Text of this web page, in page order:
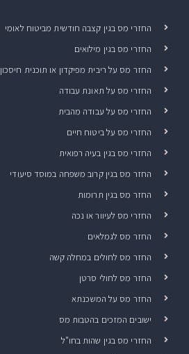
החזרי מס בגין קצבה חודשית מביטוח לאומי
החזרי מס בגין מילואים
החזר מס על ריבית מפיקדון או תוכנית חיסכון
החזרי מס על תאונת עבודה
החזרי מס על עבודה מהבית
החזרי מס על ביטוח חיים
החזרי מס בגין בעיה רפואית
החזר מס בגין קרוב משפחה במוסד סיעודי
החזר מס בגין תרומות
החזרי מס לעיוור או נכה
החזר מס לגמלאים
החזר מס לחולים במחלה קשה
החזר מס לחולי סרטן
החזר מס על המשכנתא
ישובים המזכים בהטבות מס
החזרי מס בגין שהות בחו"ל